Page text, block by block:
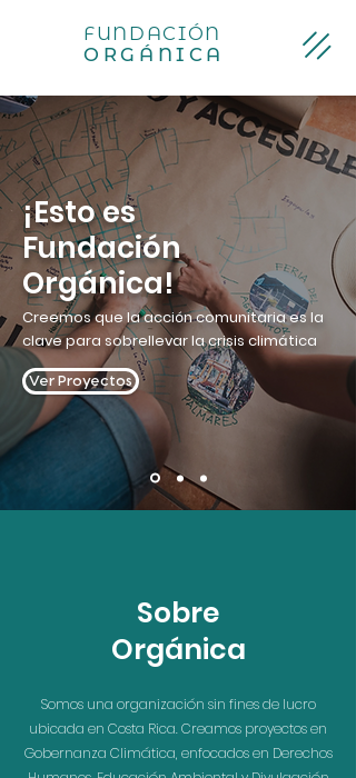
FUNDACIÓN
ORGÁNICA
¡Esto es
Fundación
Orgánica!
Creemos que la acción comunitaria es la
clave para sobrellevar la crisis climática
Ver Proyectos
Sobre
Orgánica
Somos una organización sin fines de lucro
ubicada en Costa Rica.Creamos proyectos en
Gobernanza Climática, enfocados en Derechos